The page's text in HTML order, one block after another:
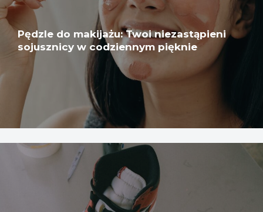
Pędzle do makijażu: Twoi niezastąpieni
sojusznicy w codziennym pięknie